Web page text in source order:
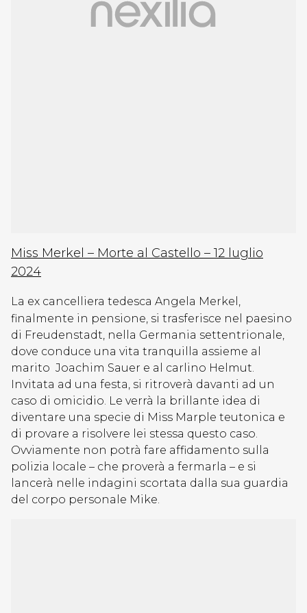
Miss Merkel – Morte al Castello – 12 luglio
2024
La ex cancelliera tedesca Angela Merkel,
finalmente in pensione, si trasferisce nel paesino
di Freudenstadt, nella Germania settentrionale,
dove conduce una vita tranquilla assieme al
marito Joachim Sauer e al carlino Helmut.
Invitata ad una festa, si ritroverà davanti ad un
caso di omicidio. Le verrà la brillante idea di
diventare una specie di Miss Marple teutonica e
di provare a risolvere lei stessa questo caso.
Ovviamente non potrà fare affidamento sulla
polizia locale – che proverà a fermarla – e si
lancerà nelle indagini scortata dalla sua guardia
del corpo personale Mike.